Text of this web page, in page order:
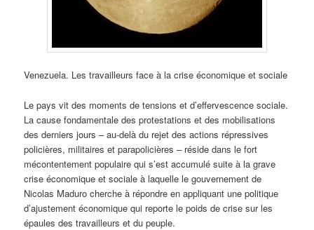
Venezuela. Les travailleurs face à la crise économique et sociale
Le pays vit des moments de tensions et d’effervescence sociale.
La cause fondamentale des protestations et des mobilisations
des derniers jours – au-delà du rejet des actions répressives
policières, militaires et parapolicières – réside dans le fort
mécontentement populaire qui s’est accumulé suite à la grave
crise économique et sociale à laquelle le gouvernement de
Nicolas Maduro cherche à répondre en appliquant une politique
d’ajustement économique qui reporte le poids de crise sur les
épaules des travailleurs et du peuple.